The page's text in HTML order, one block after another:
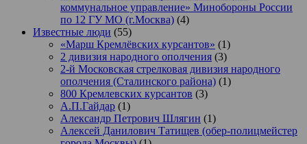
коммунальное управление» Минобороны России
по 12 ГУ МО (г.Москва) (4)
Известные люди (55)
«Марш Кремлёвских курсантов» (1)
2 дивизия народного ополчения (3)
2-й Московская стрелковая дивизия народного
ополчения (Сталинского района) (1)
800 Кремлевских курсантов (3)
А.П.Гайдар (1)
Александр Петрович Шлягин (1)
Алексей Данилович Татищев (обер-полицмейстер